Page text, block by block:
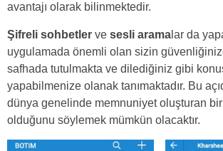
avantajı olarak bilinmektedir.
Şifreli sohbetler ve sesli arama lar da
uygulamada önemli olan sizin
safhada tutulmakta ve dilediğiniz gibi
yapabilmenize olanak tanımaktadır. Bu
dünya genelinde memnuniyet oluşturan
olduğunu söylemek mümkün olacaktır.